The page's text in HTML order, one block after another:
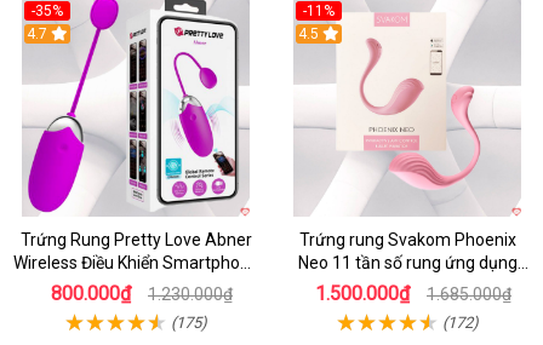
-35%
4.7
Trứng Rung Pretty Love Abner
Wireless Điều Khiển Smartphone
Giá Tốt
800.000₫ 1.230.000₫
(175)
-11%
4.5
Trứng rung Svakom Phoenix
Neo 11 tần số rung ứng dụng
app
1.500.000₫ 1.685.000₫
(172)